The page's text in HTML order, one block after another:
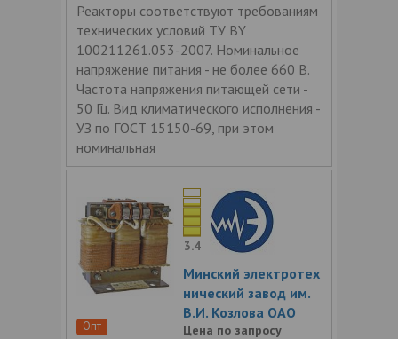
Реакторы соответствуют требованиям
технических условий ТУ BY
100211261.053-2007. Номинальное
напряжение питания - не более 660 В.
Частота напряжения питающей сети -
50 Гц. Вид климатического исполнения -
УЗ по ГОСТ 15150-69, при этом
номинальная
Опт
3.4
Минский электротех
нический завод им.
В.И. Козлова ОАО
Цена по запросу